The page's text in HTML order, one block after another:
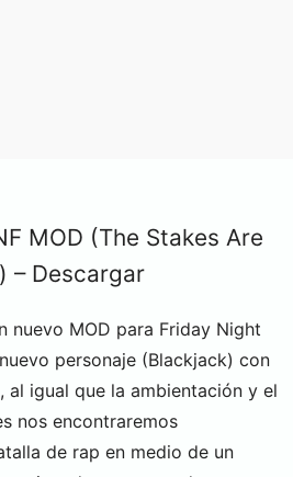
MOD (The Stakes Are
– Descargar
nuevo MOD para Friday Night
personaje (Blackjack) con
al igual que la ambientación y el
nos encontraremos
de rap en medio de un